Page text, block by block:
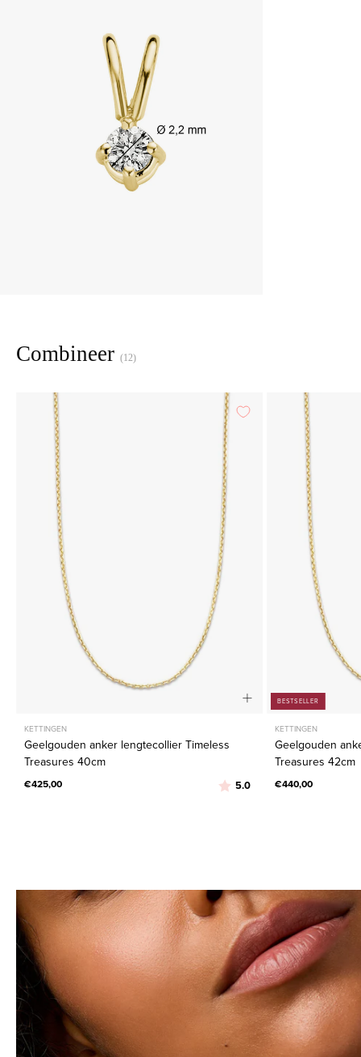
Combineer (12)
KETTINGEN
Geelgouden anker lengtecollier Timeless
Treasures 40cm
€425,00 Beoordeling:
5.0 uit 5 sterren
BESTSELLER
KETTINGEN
Geelgouden
Treasures 42cm
€440,00